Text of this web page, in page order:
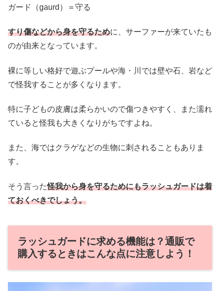
ガード（gaurd）＝守る
すり傷などから身を守るために、サーファーが来ていたも
のが由来となっています。
裸に等しい格好で遊ぶプールや海・川では壁や石、岩など
で怪我することが多くなります。
特に子どもの皮膚は柔らかいので傷つきやすく、また濡れ
ていると怪我も大きくなりがちですよね。
また、海ではクラゲなどの生物に刺されることもありま
す。
そう言った怪我から身を守るためにもラッシュガードは着
ておくべきでしょう。
ラッシュガードに求める機能は？通販で
購入するときはこんな点に注意しよう！